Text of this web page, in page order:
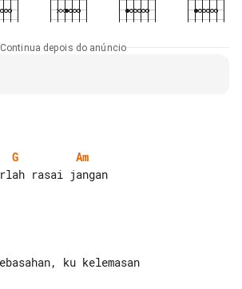
Continua depois do anúncio
G
Am